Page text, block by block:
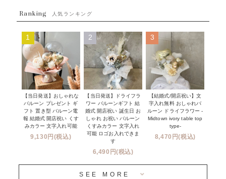
ムーンリットバルーン
コンフェッティバルーン
フリンジバルーン
デコレーションセット
プロップスバルーン
オプション
成人式・卒業式・入学式バルーンブーケ
開店・周年祝い
発表会・劇場
その他お祝い
クリスマス
新商品
~３０００円
発送について
Q&A
メッセージカード・電報について
オーダーメイドについて
セミオーダーについて
フリンジバルーンについて
コンフェッティバルーンについて
Ranking 人気ランキング
1
【当日発送】おしゃれな
バルーン プレゼント ギ
フト 置き型 バルーン電
報 結婚式 開店祝い くす
みカラー 文字入れ可能
9,130円(税込)
2
【当日発送】ドライフラ
ワー バルーンギフト 結
婚式 開店祝い 誕生日 お
しゃれ お祝い バルーン
くすみカラー 文字入れ
可能 ロゴお入れできま
す
6,490円(税込)
3
【結婚式/開店祝い】文
字入れ無料 おしゃれバ
ルーン ドライフラワー -
Midtown ivory table top
type-
8,470円(税込)
SEE MORE